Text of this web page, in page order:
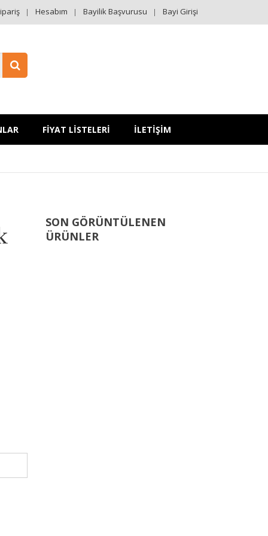
Hesabım Bayilik Başvurusu Bayi Girişi
FİYAT LİSTELERİ İLETİŞİM
SON GÖRÜNTÜLENEN
ÜRÜNLER